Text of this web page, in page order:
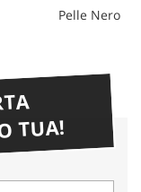
Pelle Nero
TUA!